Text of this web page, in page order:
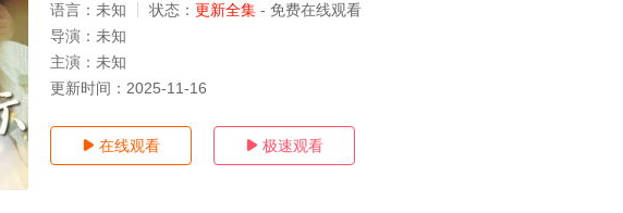
语言： 未知 状态： 更新全集 - 免费在线观看
导演： 未知
主演： 未知
更新时间： 2025-11-16
 在线观看  极速观看